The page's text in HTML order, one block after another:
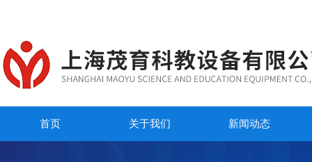
首页 关于我们 新闻动态